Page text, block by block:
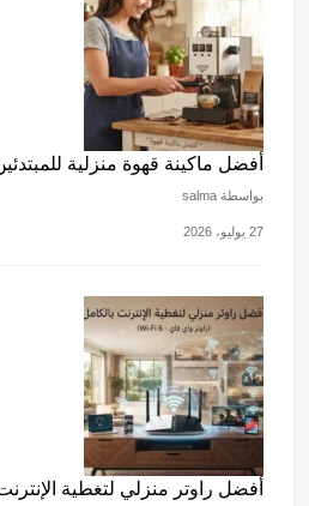
أفضل ماكينة قهوة منزلية
بواسطة salma
27 يوليو، 2026
أفضل راوتر منزلي لتغطية